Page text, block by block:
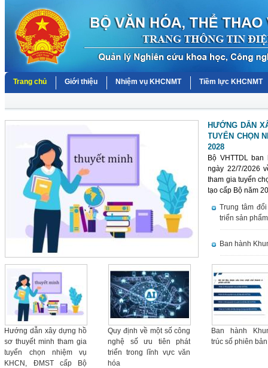
Trang chủ Giới thiệu Nhiệm vụ KHCNMT Tiềm lực KHCNMT
HƯỚNG DẪN
TUYỂN CHỌN
2028
Bộ VHTTDL ban
ngày 22/7/2026
tham gia tuyển
tạo cấp Bộ năm
Trung tâm
triển sản
Ban hành
thực hiện
Hướng dẫn xây dựng hồ
sơ thuyết minh tham gia
tuyển chọn nhiệm vụ
KHCN, ĐMST cấp Bộ
Quy định về một số công
nghệ số ưu tiên phát
triển trong lĩnh vực văn
hóa
Ban hành
trúc số phiên